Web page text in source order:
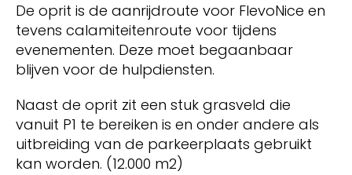
De oprit is de aanrijdroute voor FlevoNice en
tevens calamiteitenroute voor tijdens
evenementen. Deze moet begaanbaar
blijven voor de hulpdiensten.
Naast de oprit zit een stuk grasveld die
vanuit P1 te bereiken is en onder andere als
uitbreiding van de parkeerplaats gebruikt
kan worden. (12.000 m2)